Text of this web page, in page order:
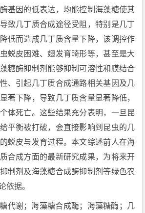
基因的低表达，均能控制海藻糖使其
致几丁质合成途径受阻，特别是几丁
低而造成几丁质含量下降，该调控作
蜕皮困难、翅发育畸形等，甚至是大
糖酶抑制剂能够抑制可溶性和膜结合
、引起几丁质合成通路相关基因及几
著下降，导致几丁质含量显著降低，
体死亡。这些结果充分表明，一旦昆
平衡被打破，会直接影响到昆虫的几
蜕皮与发育过程。本文综述前人在海
合成方面的最新研究成果，为将来开
制剂及海藻糖合成酶抑制剂等绿色农
依据。
代谢；海藻糖合成酶；海藻糖酶；几